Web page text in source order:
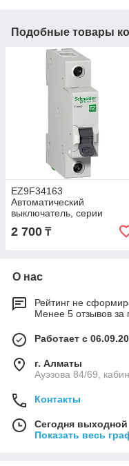
Подобные товары
EZ9F34163
Автоматический
выключатель, серии
Easy9, 1P, 63A, C,
4.5кА/230В
2 700 ₸
О нас
Рейтинг не
Менее 5 отзывов за
Работает с
г. Алматы
Ауэзова 84/69,
Контакты
Сегодня выходной
Показать весь